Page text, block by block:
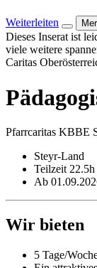
Weiterleiten
Dieses Inserat ist
viele weitere
Caritas
Pfarrcaritas KBBE
Steyr-Land
Teilzeit 22.5h
Ab
Wir bieten
5 Tage/